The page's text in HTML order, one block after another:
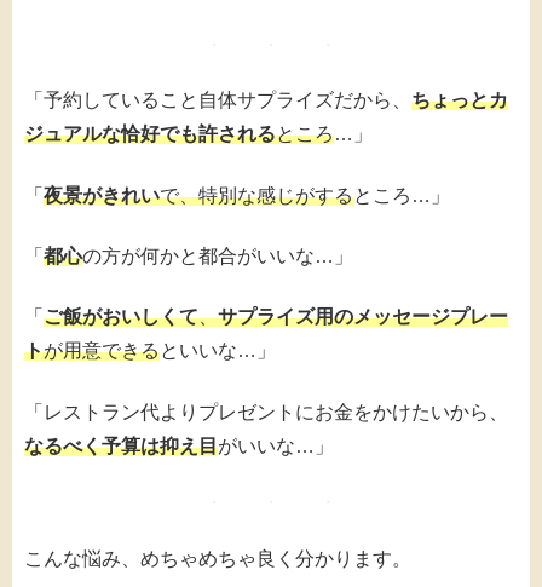
「予約していること自体サプライズだから、 ちょっとカ
ジュアルな恰好でも許されるところ…」
「 夜景がきれいで、特別な感じがするところ…」
「 都心の方が何かと都合がいいな…」
「 ご飯がおいしくて、サプライズ用のメッセージプレー
トが用意できるといいな…」
「レストラン代よりプレゼントにお金をかけたいから、
なるべく予算は抑え目がいいな…」
こんな悩み、めちゃめちゃ良く分かります。